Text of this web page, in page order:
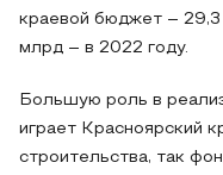
краевой бюджет – 29,3
млрд – в 2022 году.
Большую роль в
играет Красноярский
строительства, так